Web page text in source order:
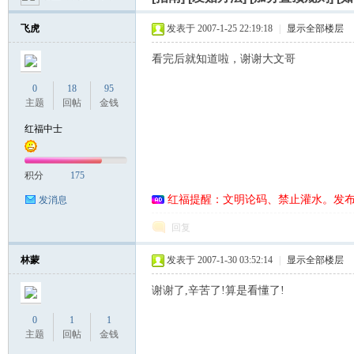
飞虎
0
主题
18
回帖
95
金钱
红福中士
积分 175
发消息
发表于 2007-1-25 22:19:18 显示全部楼层
看完后就知道啦，谢谢大文哥
红福提醒：文明论码、禁止灌水。发
回复
林蒙
0
主题
1
回帖
1
金钱
发表于 2007-1-30 03:52:14 显示全部楼层
谢谢了,辛苦了!算是看懂了!